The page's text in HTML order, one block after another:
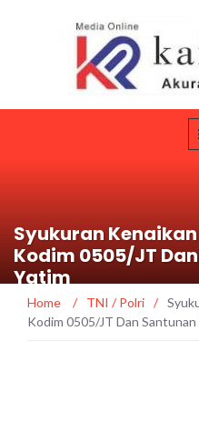
Syukuran
Kodim 0505/JT
Yatim
Home / TNI / Polri /
Kodim 0505/JT Dan Santunan